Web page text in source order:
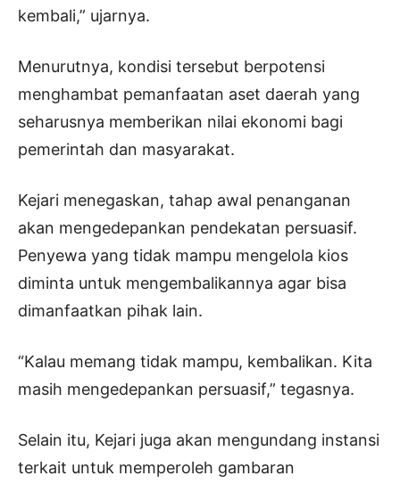
kembali,” ujarnya.
Menurutnya, kondisi tersebut berpotensi
menghambat pemanfaatan aset daerah yang
seharusnya memberikan nilai ekonomi bagi
pemerintah dan masyarakat.
Kejari menegaskan, tahap awal penanganan
akan mengedepankan pendekatan persuasif.
Penyewa yang tidak mampu mengelola kios
diminta untuk mengembalikannya agar bisa
dimanfaatkan pihak lain.
“Kalau memang tidak mampu, kembalikan. Kita
masih mengedepankan persuasif,” tegasnya.
Selain itu, Kejari juga akan mengundang instansi
terkait untuk memperoleh gambaran